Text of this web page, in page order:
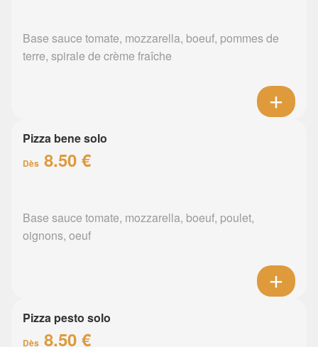
Base sauce tomate, mozzarella, boeuf, pommes de
terre, spirale de crème fraîche
Pizza bene solo
Dès 8.50 €
Base sauce tomate, mozzarella, boeuf, poulet,
oignons, oeuf
Pizza pesto solo
Dès 8.50 €